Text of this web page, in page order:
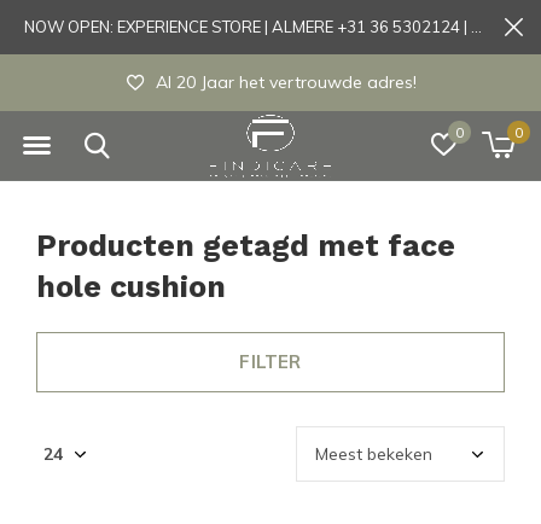
0 0
Al 20 Jaar het vertrouwde adres!
Producten getagd met face
hole cushion
FILTER